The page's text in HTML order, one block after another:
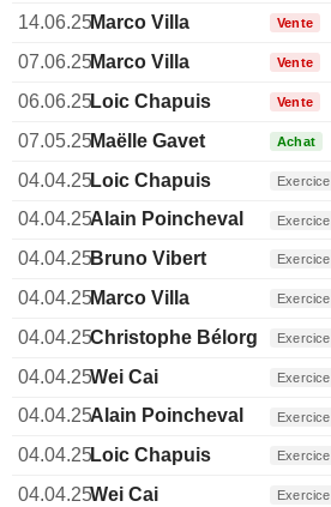
14.06.25Marco Villa Vente
07.06.25Marco Villa Vente
06.06.25Loic Chapuis Vente
07.05.25Maëlle Gavet Achat
04.04.25Loic Chapuis Exercice
04.04.25Alain Poincheval Exercice
04.04.25Bruno Vibert Exercice
04.04.25Marco Villa Exercice
04.04.25Christophe BélorgeotExercice
04.04.25Wei Cai Exercice
04.04.25Alain Poincheval Exercice
04.04.25Loic Chapuis Exercice
04.04.25Wei Cai Exercice